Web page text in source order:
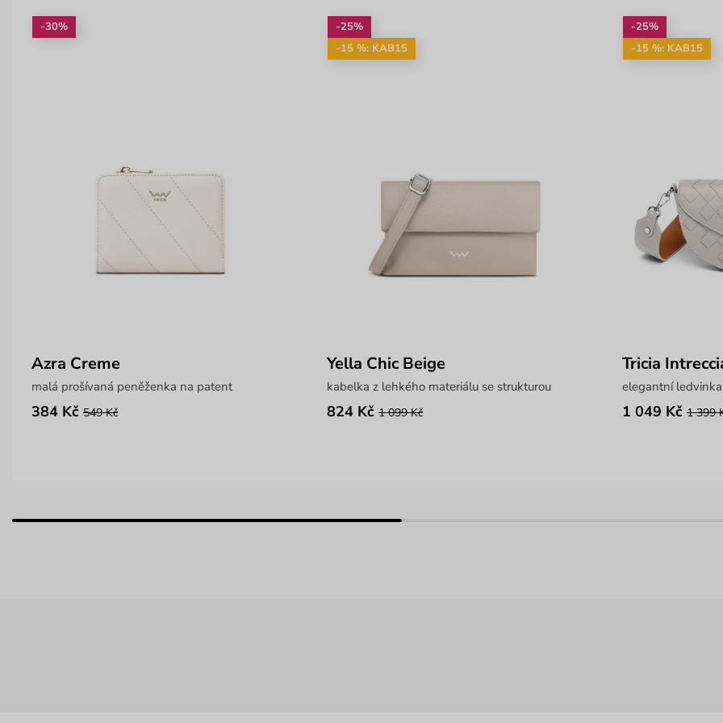
-30%
Azra Creme
malá prošívaná peněženka na patent
384 Kč 549 Kč
-25%
-15 %: KAB15
Yella Chic Beige
kabelka z lehkého materiálu se strukturou
824 Kč 1 099 Kč
-25%
-15 %: KAB15
Tricia
elegantní
1 049 Kč 1 399